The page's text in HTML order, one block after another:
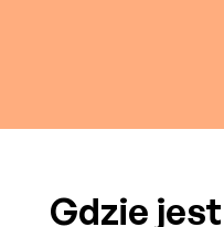
Gdzie jest